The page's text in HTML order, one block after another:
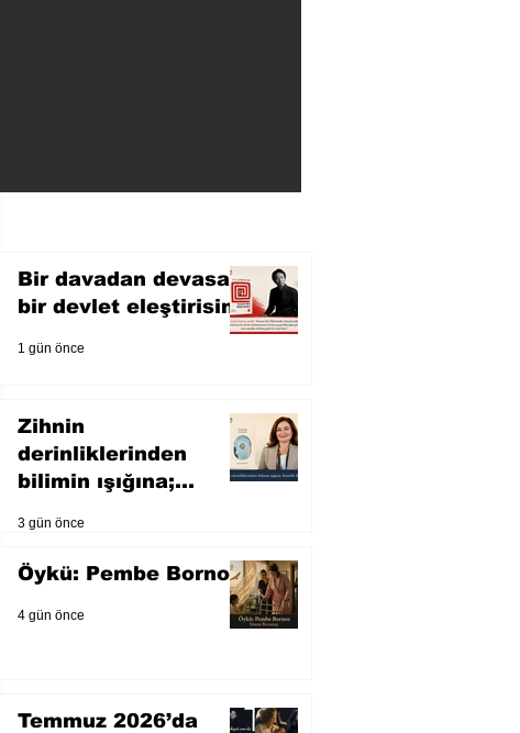
Bir davadan devasa
bir devlet eleştirisine
1 gün önce
Zihnin
derinliklerinden
bilimin ışığına;
3 gün önce
Öykü: Pembe Bornoz
4 gün önce
Temmuz 2026’da